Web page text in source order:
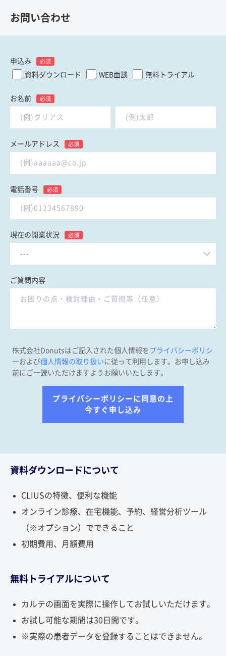
お問い合わせ
資料ダウンロードについて
CLIUSの特徴、便利な機能
オンライン診療、在宅機能、予約、経営分析ツール
（※オプション）でできること
初期費用、月額費用
無料トライアルについて
カルテの画面を実際に操作してお試しいただけます。
お試し可能な期間は30日間です。
※実際の患者データを登録することはできません。
申込み 必須
資料ダウンロード WEB面談 無料トライアル
お名前 必須
メールアドレス 必須
電話番号 必須
現在の開業状況 必須
ご質問内容
株式会社Donutsはご記入された個人情報を プライバシーポリシ
ーおよび個人情報の取り扱いに従って利用します。お申し込み
前にご一読いただけますようお願いいたします。